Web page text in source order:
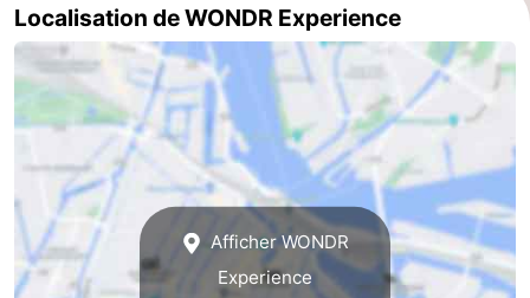
Sud
Transports
en
commun
Route
Gare
Centrale
Schiphol
Eindhoven
Stationnement
Localisation de WONDR Experience
Afficher WONDR
Experience